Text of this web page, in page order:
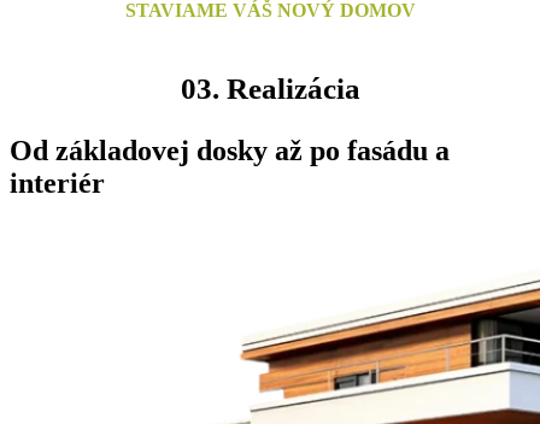
STAVIAME VÁŠ NOVÝ DOMOV
03. Realizácia
Od základovej dosky až po fasádu a
interiér